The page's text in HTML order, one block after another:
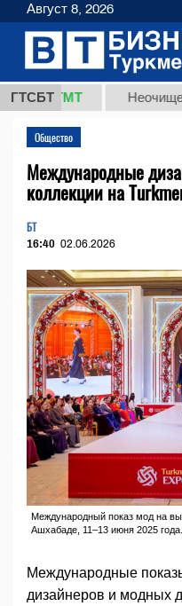
ГТСБТ
ТМТ Неочищенная
Общество
Международные
коллекции на
БТ
16:40 02.06.2026
Международный показ мод на
Ашхабаде, 11–13 июня 2025
Международные
дизайнеров и модных
Август 8, 2026